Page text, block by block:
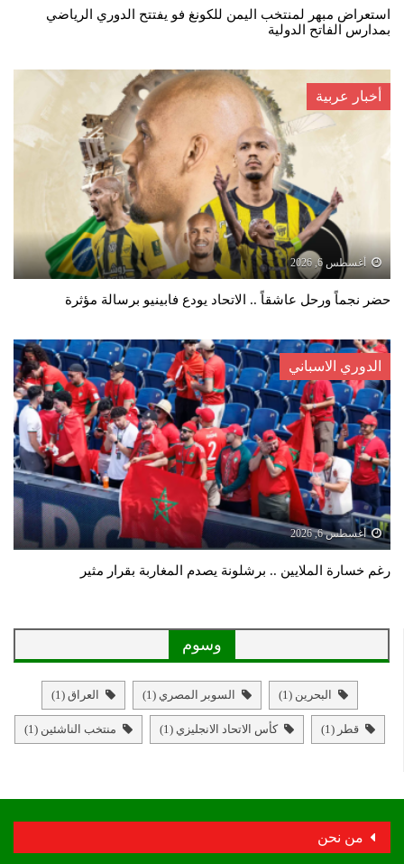
استعراض مبهر لمنتخب اليمن للكونغ فو يفتتح الدوري الرياضي
بمدارس الفاتح الدولية
أخبار عربية
أغسطس 6, 2026
حضر نجماً ورحل عاشقاً .. الاتحاد يودع فابينيو برسالة مؤثرة
الدوري الاسباني
أغسطس 6, 2026
رغم خسارة الملايين .. برشلونة يصدم المغاربة بقرار مثير
وسوم
البحرين (1) السوبر المصري (1) العراق (1)
قطر (1) كأس الاتحاد الانجليزي (1) منتخب الناشئين (1)
من نحن